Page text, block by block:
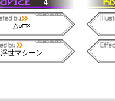
4
△○□×
浮世マシーン